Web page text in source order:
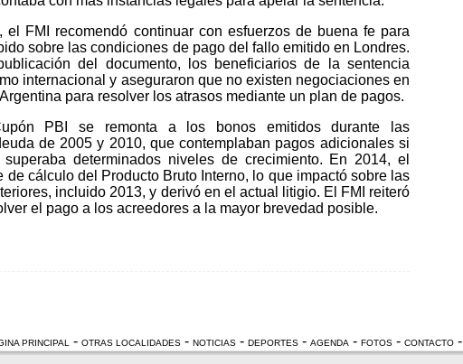
el FMI recomendó continuar con esfuerzos de buena fe para
sobre las condiciones de pago del fallo emitido en Londres.
del documento, los beneficiarios de la sentencia
internacional y aseguraron que no existen negociaciones en
para resolver los atrasos mediante un plan de pagos.
PBI se remonta a los bonos emitidos durante las
de 2005 y 2010, que contemplaban pagos adicionales si
superaba determinados niveles de crecimiento. En 2014, el
de cálculo del Producto Bruto Interno, lo que impactó sobre las
incluido 2013, y derivó en el actual litigio. El FMI reiteró
el pago a los acreedores a la mayor brevedad posible.
PRINCIPAL - OTRAS LOCALIDADES- NOTICIAS- DEPORTES- AGENDA - FOTOS- CONTACTO-